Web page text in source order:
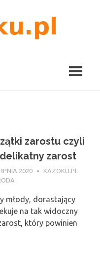
zarostu czyli
zarost
2020
KAZOKU.PL
młody, dorastający
na tak widoczny
który powinien